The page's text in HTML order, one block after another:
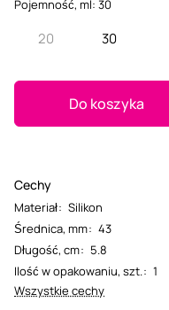
Pojemność, ml: 30
20 30
Do koszyka
Cechy
Materiał: Silikon
Średnica, mm: 43
Długość, cm: 5.8
Ilość w opakowaniu, szt.: 1
Wszystkie cechy